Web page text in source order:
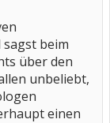
beim
über den
unbeliebt,
einen